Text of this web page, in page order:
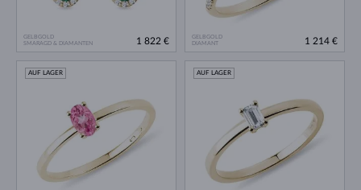
GELBGOLD
SMARAGD & DIAMANTEN
1 822 €
GELBGOLD
DIAMANT
1 214 €
AUF LAGER AUF LAGER